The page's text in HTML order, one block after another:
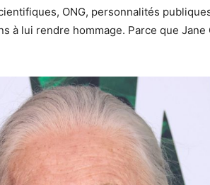
ONG, personnalités
à lui rendre hommage. Parce que